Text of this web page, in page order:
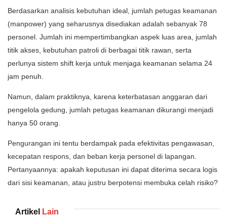
Berdasarkan analisis kebutuhan ideal, jumlah petugas keamanan
(manpower) yang seharusnya disediakan adalah sebanyak 78
personel. Jumlah ini mempertimbangkan aspek luas area, jumlah
titik akses, kebutuhan patroli di berbagai titik rawan, serta
perlunya sistem shift kerja untuk menjaga keamanan selama 24
jam penuh.
Namun, dalam praktiknya, karena keterbatasan anggaran dari
pengelola gedung, jumlah petugas keamanan dikurangi menjadi
hanya 50 orang.
Pengurangan ini tentu berdampak pada efektivitas pengawasan,
kecepatan respons, dan beban kerja personel di lapangan.
Pertanyaannya: apakah keputusan ini dapat diterima secara logis
dari sisi keamanan, atau justru berpotensi membuka celah risiko?
Artikel Lain